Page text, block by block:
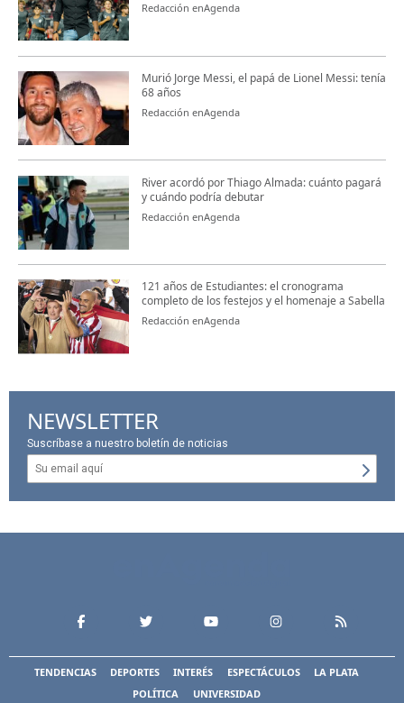
Redacción enAgenda
Murió Jorge Messi, el papá de Lionel Messi: tenía
68 años
Redacción enAgenda
River acordó por Thiago Almada: cuánto pagará
y cuándo podría debutar
Redacción enAgenda
121 años de Estudiantes: el cronograma
completo de los festejos y el homenaje a Sabella
Redacción enAgenda
NEWSLETTER
Suscríbase a nuestro boletín de noticias
TENDENCIAS DEPORTES INTERÉS ESPECTÁCULOS
LA PLATA
POLÍTICA
UNIVERSIDAD